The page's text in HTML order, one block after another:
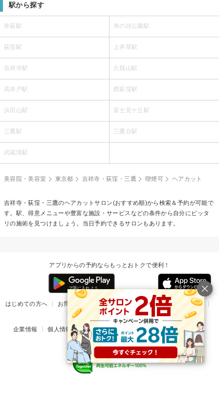
駅から探す
井荻駅 井の頭公園駅
荻窪駅 上井草駅
吉祥寺駅 久我山駅
高井戸駅 西荻窪駅
浜田山駅 富士見ケ丘駅
三鷹駅 三鷹台駅
武蔵境駅
美容院・美容室 東京都 吉祥寺・荻窪・三鷹 喫煙可 ヘアカット
吉祥寺・荻窪・三鷹のヘアカットサロン(おすすめ順)から検索＆予約が可能で
す。駅、得意メニューや豊富な施設・サービスなどの条件から自分にピッタ
リの施術を見つけましょう。当日予約できるサロンもあります。
アプリからの予約ならもっとおトクで便利！
はじめての方へ お問い合わせ ヘルプ リリース情報
利用規約
掲載ご希望のサロン様
企業情報 個人情報保護方針 楽天のサービス一覧 アプリ一覧
© Rakuten Group, Inc.